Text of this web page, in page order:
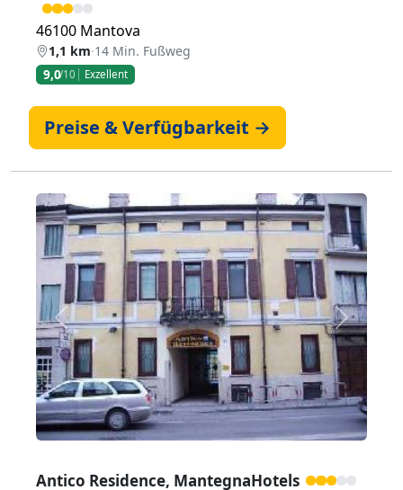
46100 Mantova
1,1 km·14 Min. Fußweg
9,0/10 Exzellent
Preise & Verfügbarkeit →
Zurück Weiter
Antico Residence, MantegnaHotels